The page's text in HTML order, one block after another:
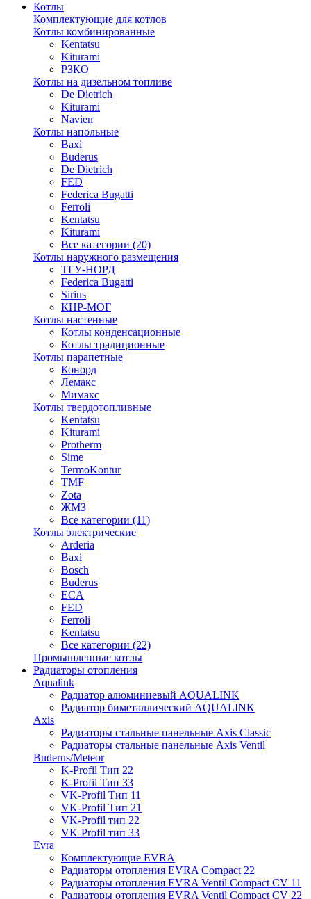
Котлы
Комплектующие для котлов
Котлы комбинированные
Kentatsu
Kiturami
РЗКО
Котлы на дизельном топливе
De Dietrich
Kiturami
Navien
Котлы напольные
Baxi
Buderus
De Dietrich
FED
Federica Bugatti
Ferroli
Kentatsu
Kiturami
Все категории (20)
Котлы наружного размещения
ТГУ-НОРД
Federica Bugatti
Sirius
КНР-МОГ
Котлы настенные
Котлы конденсационные
Котлы традиционные
Котлы парапетные
Конорд
Лемакс
Мимакс
Котлы твердотопливные
Kentatsu
Kiturami
Protherm
Sime
TermoKontur
TMF
Zota
ЖМЗ
Все категории (11)
Котлы электрические
Arderia
Baxi
Bosch
Buderus
ECA
FED
Ferroli
Kentatsu
Все категории (22)
Промышленные котлы
Радиаторы отопления
Aqualink
Радиатор алюминиевый AQUALINK
Радиатор биметаллический AQUALINK
Axis
Радиаторы стальные панельные Axis Classic
Радиаторы стальные панельные Axis Ventil
Buderus/Meteor
K-Profil Тип 22
K-Profil Тип 33
VK-Profil Тип 11
VK-Profil Тип 21
VK-Profil тип 22
VK-Profil тип 33
Evra
Комплектующие EVRA
Радиаторы отопления EVRA Compact 22
Радиаторы отопления EVRA Ventil Compact CV 11
Радиаторы отопления EVRA Ventil Compact CV 22